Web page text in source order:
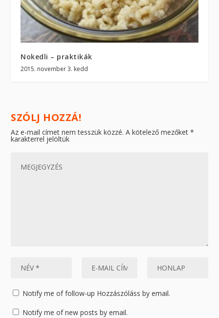
Nokedli – praktikák
2015. november 3. kedd
SZÓLJ HOZZÁ!
Az e-mail címet nem tesszük közzé. A kötelező mezőket*
karakterrel jelöltük
Notify me of follow-up Hozzászóláss by email.
Notify me of new posts by email.